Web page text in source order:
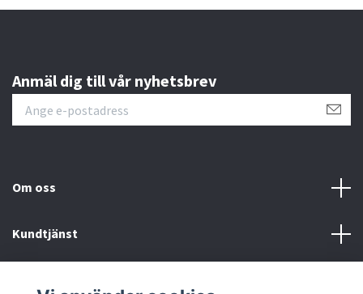
Anmäl dig till vår nyhetsbrev
Om oss
Kundtjänst